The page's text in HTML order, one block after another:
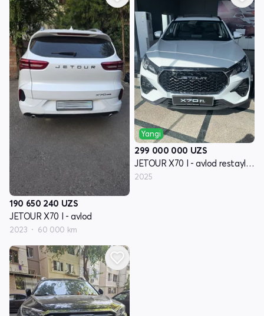
190 650 240 UZS
JETOUR X70 I - avlod
2023 60 000 km
Yangi
299 000 000 UZS
JETOUR X70 I - avlod restayling 2
2025